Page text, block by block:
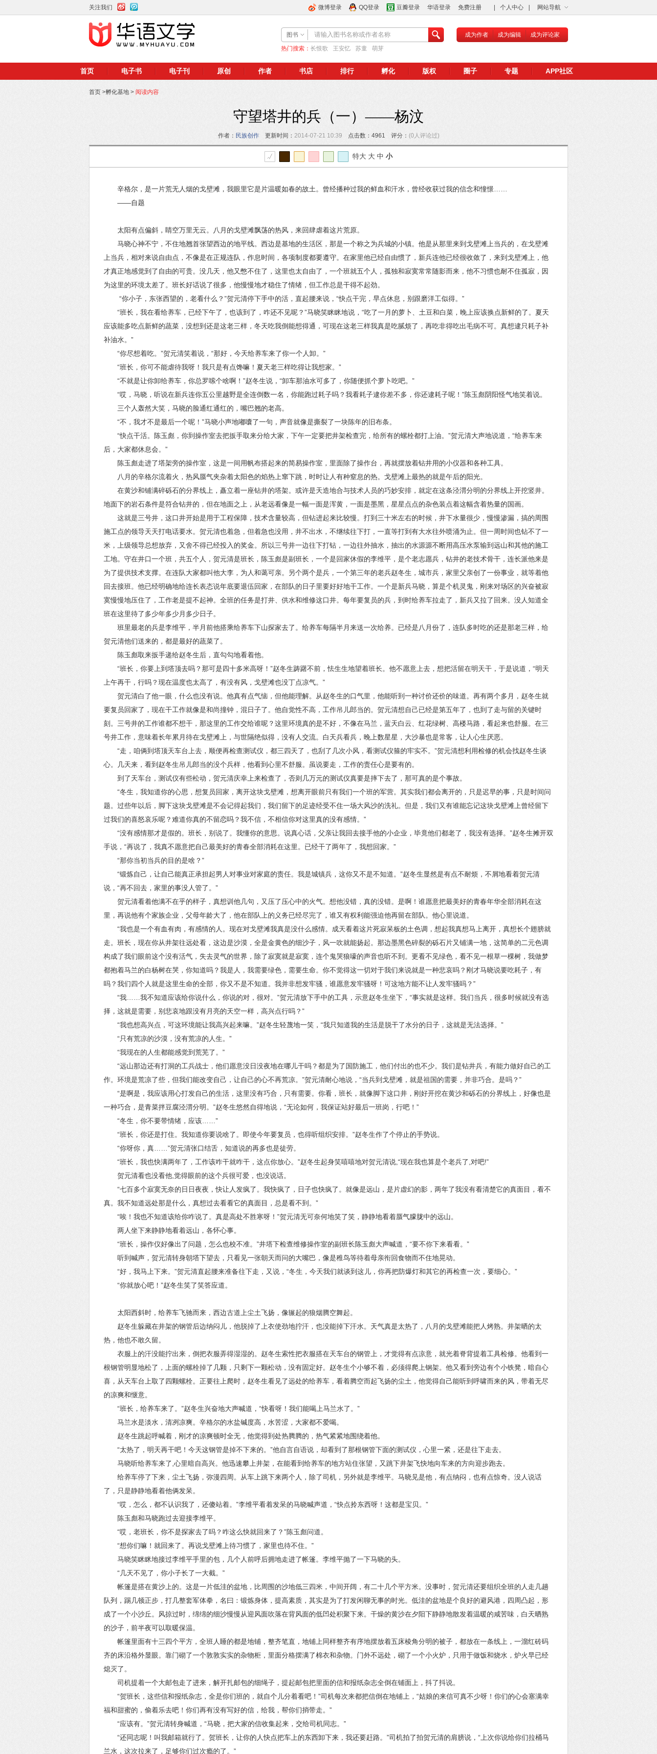
关注我们 个人中心 网站导航
微博登录 QQ登录 豆瓣登录 华语登录 免费注册
成为作者 成为编辑 成为评论家
图书
热门搜索： 长恨歌 王安忆 苏童 萌芽
首页 电子书 电子刊 原创 作者 书店 排行 孵化 版权 圈子 专题 APP社区
首页 >孵化基地 > 阅读内容
守望塔井的兵（一）——杨汶
作者： 民族创作更新时间： 2014-07-21 10:39 点击数：4961 评分： (0人评论过)
特大 大 中 小
辛格尔，是一片荒无人烟的戈壁滩，我眼里它是片温暖如春的故土。曾经播种过我的鲜血和汗水，曾经收获过我的信念和憧憬……
——自题
太阳有点偏斜，睛空万里无云。八月的戈壁滩飘荡的热风，来回肆虐着这片荒原。
马晓心神不宁，不住地翘首张望西边的地平线。西边是基地的生活区，那是一个称之为兵城的小镇。他是从那里来到戈壁滩上当兵的，在戈壁滩
上当兵，相对来说自由点，不像是在正规连队，作息时间，各项制度都要遵守。在家里他已经自由惯了，新兵连他已经很收敛了，来到戈壁滩上，他
才真正地感觉到了自由的可贵。没几天，他又憋不住了，这里也太自由了，一个班就五个人，孤独和寂寞常常随影而来，他不习惯也耐不住孤寂，因
为这里的环境太差了。班长好话说了很多，他慢慢地才稳住了情绪，但工作总是干得不起劲。
“你小子，东张西望的，老看什么？”贺元清停下手中的活，直起腰来说，“快点干完，早点休息，别跟磨洋工似得。”
“班长，我在看给养车，已经下午了，也该到了，咋还不见呢？”马晓笑眯眯地说，“吃了一月的萝卜、土豆和白菜，晚上应该换点新鲜的了。夏天
应该能多吃点新鲜的蔬菜，没想到还是这老三样，冬天吃我倒能想得通，可现在这老三样我真是吃腻烦了，再吃非得吃出毛病不可。真想逮只耗子补
补油水。”
“你尽想着吃。”贺元清笑着说，“那好，今天给养车来了你一个人卸。”
“班长，你可不能虐待我呀！我只是有点馋嘛！夏天老三样吃得让我想家。”
“不就是让你卸给养车，你总罗嗦个啥啊！”赵冬生说，“卸车那油水可多了，你随便抓个萝卜吃吧。”
“哎，马晓，听说在新兵连你五公里越野是全连倒数一名，你能跑过耗子吗？我看耗子逮你差不多，你还逮耗子呢！”陈玉彪阴阳怪气地笑着说。
三个人轰然大笑，马晓的脸通红通红的，嘴巴翘的老高。
“不，我才不是最后一个呢！”马晓小声地嘟囔了一句，声音就像是撕裂了一块陈年的旧布条。
“快点干活。陈玉彪，你到操作室去把扳手取来分给大家，下午一定要把井架检查完，给所有的螺栓都打上油。”贺元清大声地说道，“给养车来
后，大家都休息会。”
陈玉彪走进了塔架旁的操作室，这是一间用帆布搭起来的简易操作室，里面除了操作台，再就摆放着钻井用的小仪器和各种工具。
八月的辛格尔流着火，热风蜃气夹杂着太阳色的焰热上窜下跳，时时让人有种窒息的热。戈壁滩上最热的就是午后的阳光。
在黄沙和铺满碎砾石的分界线上，矗立着一座钻井的塔架。或许是天造地合与技术人员的巧妙安排，就定在这条泾渭分明的分界线上开挖竖井。
地面下的岩石条件是符合钻井的，但在地面之上，从老远看像是一幅一面是浑黄，一面是墨黑，星星点点的杂色装点着这幅含着热量的国画。
这就是三号井，这口井开始是用于工程保障，技术含量较高，但钻进起来比较慢。打到三十米左右的时候，井下水量很少，慢慢渗漏，搞的周围
施工点的领导天天打电话要水。贺元清也着急，但着急也没用，井不出水，不继续往下打，一直等打到有大水往外喷涌为止。但一周时间也钻不了一
米，上级领导总想放弃，又舍不得已经投入的奖金。所以三号井一边往下打钻，一边往外抽水，抽出的水源源不断用高压水泵输到远山和其他的施工
工地。守在井口一个班，共五个人，贺元清是班长，陈玉彪是副班长，一个是回家休假的李维平，是个老志愿兵，钻井的老技术骨干，连长派他来是
为了提供技术支撑。在连队大家都叫他大李，为人和蔼可亲。另个两个是兵，一个第三年的老兵赵冬生，城市兵，家里父亲创了一份事业，就等着他
回去接班。他已经明确地给连长表态说年底要退伍回家，在部队的日子里要好好地干工作。一个是新兵马晓，算是个机灵鬼，刚来对场区的兴奋被寂
寞慢慢地压住了，工作老是提不起神。全班的任务是打井、供水和维修这口井。每年要复员的兵，到时给养车拉走了，新兵又拉了回来。没人知道全
班在这里待了多少年多少月多少日子。
班里最老的兵是李维平，半月前他搭乘给养车下山探家去了。给养车每隔半月来送一次给养。已经是八月份了，连队多时吃的还是那老三样，给
贺元清他们送来的，都是最好的蔬菜了。
陈玉彪取来扳手递给赵冬生后，直勾勾地看着他。
“班长，你要上到塔顶去吗？那可是四十多米高呀！”赵冬生踌躇不前，怯生生地望着班长。他不愿意上去，想把活留在明天干，于是说道，“明天
上午再干，行吗？现在温度也太高了，有没有风，戈壁滩也没丁点凉气。”
贺元清白了他一眼，什么也没有说。他真有点气恼，但他能理解。从赵冬生的口气里，他能听到一种讨价还价的味道。再有两个多月，赵冬生就
要复员回家了，现在干工作就像是和尚撞钟，混日子了。他自觉性不高，工作吊儿郎当的。贺元清想自己已经是第五年了，也到了走与留的关键时
刻。三号井的工作谁都不想干，那这里的工作交给谁呢？这里环境真的是不好，不像在马兰，蓝天白云、红花绿树、高楼马路，看起来也舒服。在三
号井工作，意味着长年累月待在戈壁滩上，与世隔绝似得，没有人交流。白天兵看兵，晚上数星星，大沙暴也是常客，让人心生厌恶。
“走，咱俩到塔顶天车台上去，顺便再检查测试仪，都三四天了，也刮了几次小风，看测试仪箍的牢实不。”贺元清想利用检修的机会找赵冬生谈
心。几天来，看到赵冬生吊儿郎当的没个兵样，他看到心里不舒服。虽说要走，工作的责任心是要有的。
到了天车台，测试仪有些松动，贺元清庆幸上来检查了，否则几万元的测试仪真要是摔下去了，那可真的是个事故。
“冬生，我知道你的心思，想复员回家，离开这块戈壁滩，想离开眼前只有我们一个班的军营。其实我们都会离开的，只是迟早的事，只是时间问
题。过些年以后，脚下这块戈壁滩是不会记得起我们，我们留下的足迹经受不住一场大风沙的洗礼。但是，我们又有谁能忘记这块戈壁滩上曾经留下
过我们的喜怒哀乐呢？难道你真的不留恋吗？我不信，不相信你对这里真的没有感情。”
“没有感情那才是假的。班长，别说了。我懂你的意思。说真心话，父亲让我回去接手他的小企业，毕竟他们都老了，我没有选择。”赵冬生摊开双
手说，“再说了，我真不愿意把自己最美好的青春全部消耗在这里。已经干了两年了，我想回家。”
“那你当初当兵的目的是啥？”
“锻炼自己，让自己能真正承担起男人对事业对家庭的责任。我是城镇兵，这你又不是不知道。”赵冬生显然是有点不耐烦，不屑地看着贺元清
说，“再不回去，家里的事没人管了。”
贺元清看着他满不在乎的样子，真想训他几句，又压了压心中的火气。想他没错，真的没错。是啊！谁愿意把最美好的青春年华全部消耗在这
里，再说他有个家族企业，父母年龄大了，他在部队上的义务已经尽完了，谁又有权利能强迫他再留在部队。他心里说道。
“我也是一个有血有肉，有感情的人。现在对戈壁滩我真是没什么感情。成天看着这片死寂呆板的土色调，想起我真想马上离开，真想长个翅膀就
走。班长，现在你从井架往远处看，这边是沙漠，全是金黄色的细沙子，风一吹就能扬起。那边墨黑色碎裂的砾石片又铺满一地，这简单的二元色调
构成了我们眼前这个没有活气，失去灵气的世界，除了寂寞就是寂寞，连个鬼哭狼嚎的声音也听不到。更看不见绿色，看不见一根草一棵树，我做梦
都抱着马兰的白杨树在哭，你知道吗？我是人，我需要绿色，需要生命。你不觉得这一切对于我们来说就是一种悲哀吗？刚才马晓说要吃耗子，有
吗？我们四个人就是这里生命的全部，你又不是不知道。我并非想发牢骚，谁愿意发牢骚呀！可这地方能不让人发牢骚吗？”
“我……我不知道应该给你说什么，你说的对，很对。”贺元清放下手中的工具，示意赵冬生坐下，“事实就是这样。我们当兵，很多时候就没有选
择，这就是需要，别悲哀地跟没有月亮的天空一样，高兴点行吗？”
“我也想高兴点，可这环境能让我高兴起来嘛。”赵冬生轻蔑地一笑，“我只知道我的生活是脱干了水分的日子，这就是无法选择。”
“只有荒凉的沙漠，没有荒凉的人生。”
“我现在的人生都能感觉到荒芜了。”
“远山那边还有打洞的工兵战士，他们愿意没日没夜地在哪儿干吗？都是为了国防施工，他们付出的也不少。我们是钻井兵，有能力做好自己的工
作。环境是荒凉了些，但我们能改变自己，让自己的心不再荒凉。”贺元清耐心地说，“当兵到戈壁滩，就是祖国的需要，并非巧合。是吗？”
“是啊是，我应该用心打发自己的生活，这里没有巧合，只有需要。你看，班长，就像脚下这口井，刚好开挖在黄沙和砾石的分界线上，好像也是
一种巧合，是青菜拌豆腐泾渭分明。”赵冬生悠然自得地说，“无论如何，我保证站好最后一班岗，行吧！”
“冬生，你不要带情绪，应该……”
“班长，你还是打住。我知道你要说啥了。即使今年要复员，也得听组织安排。”赵冬生作了个停止的手势说。
“你呀你，真……”贺元清张口结舌，知道说的再多也是徒劳。
“班长，我也快满两年了，工作该咋干就咋干，这点你放心。”赵冬生起身笑嘻嘻地对贺元清说,“现在我也算是个老兵了,对吧!”
贺元清看也没看他,觉得眼前的这个兵很可爱，也没说话。
“七百多个寂寞无奈的日日夜夜，快让人发疯了。我快疯了，日子也快疯了。就像是远山，是片虚幻的影，两年了我没有看清楚它的真面目，看不
真。我不知道远处那是什么，真想过去看看它的真面目，总是看不到。”
“唉！我也不知道该给你咋说了。真是高处不胜寒呀！”贺元清无可奈何地笑了笑，静静地看着蜃气朦胧中的远山。
两人坐下来静静地看着远山，各怀心事。
“班长，操作仪好像出了问题，怎么也校不准。”井塔下检查维修操作室的副班长陈玉彪大声喊道，“要不你下来看看。”
听到喊声，贺元清转身朝塔下望去，只看见一张朝天而问的大嘴巴，像是稚鸟等待着母亲衔回食物而不住地晃动。
“好，我马上下来。”贺元清直起腰来准备往下走，又说，“冬生，今天我们就谈到这儿，你再把防爆灯和其它的再检查一次，要细心。”
“你就放心吧！”赵冬生笑了笑答应道。
太阳西斜时，给养车飞驰而来，西边古道上尘土飞扬，像辗起的狼烟腾空舞起。
赵冬生躲藏在井架的钢管后边纳闷儿，他脱掉了上衣使劲地拧汗，也没能掉下汗水。天气真是太热了，八月的戈壁滩能把人烤熟。井架晒的太
热，他也不敢久留。
衣服上的汗没能拧出来，倒把衣服弄得湿湿的。赵冬生索性把衣服搭在天车台的钢管上，才觉得有点凉意，就光着脊背提着工具检修。他看到一
根钢管明显地松了，上面的螺栓掉了几颗，只剩下一颗松动，没有固定好。赵冬生个小够不着，必须得爬上钢架。他又看到旁边有个小铁凳，暗自心
喜，从天车台上取了四颗螺栓。正要往上爬时，赵冬生看见了远处的给养车，看着腾空而起飞扬的尘土，他觉得自己能听到呼啸而来的风，带着无尽
的凉爽和惬意。
“班长，给养车来了。”赵冬生兴奋地大声喊道，“快看呀！我们能喝上马兰水了。”
马兰水是淡水，清冽凉爽。辛格尔的水盐碱度高，水苦涩，大家都不爱喝。
赵冬生跳起呼喊着，刚才的凉爽顿时全无，他觉得到处热腾腾的，热气紧紧地围绕着他。
“太热了，明天再干吧！今天这钢管是掉不下来的。”他自言自语说，却看到了那根钢管下面的测试仪，心里一紧，还是往下走去。
马晓听给养车来了,心里暗自高兴。他迅速攀上井架，在能看到给养车的地方站住张望，又跳下井架飞快地向车来的方向迎步跑去。
给养车停了下来，尘土飞扬，弥漫四周。从车上跳下来两个人，除了司机，另外就是李维平。马晓见是他，有点纳闷，也有点惊奇。没人说话
了，只是静静地看着他俩发呆。
“哎，怎么，都不认识我了，还傻站着。”李维平看着发呆的马晓喊声道，“快点拎东西呀！这都是宝贝。”
陈玉彪和马晓跑过去迎接李维平。
“哎，老班长，你不是探家去了吗？咋这么快就回来了？”陈玉彪问道。
“想你们嘛！就回来了。再说戈壁滩上待习惯了，家里也待不住。”
马晓笑眯眯地接过李维平手里的包，几个人前呼后拥地走进了帐篷。李维平抛了一下马晓的头。
“几天不见了，你小子长了一大截。”
帐篷是搭在黄沙上的。这是一片低洼的盆地，比周围的沙地低三四米，中间开阔，有二十几个平方米。没事时，贺元清还要组织全班的人走几趟
队列，踢几顿正步，打几整套军体拳，名曰：锻炼身体，提高素质，其实是为了打发闲聊无事的时光。低洼的盆地是个良好的避风港，四周凸起，形
成了一个小沙丘。风掠过时，绵绵的细沙慢慢从迎风面吹落在背风面的低凹处积聚下来。干燥的黄沙在夕阳下静静地散发着温暖的咸苦味，白天晒熟
的沙子，前半夜可以取暖保温。
帐篷里面有十三四个平方，全班人睡的都是地铺，整齐笔直，地铺上同样整齐有序地摆放着五床棱角分明的被子，都放在一条线上，一溜红砖码
齐的床沿格外显眼。靠门砌了一个敦敦实实的杂物柜，里面分格摆满了棉衣和杂物。门外不远处，砌了一个小火炉，只用于做饭和烧水，炉火早已经
熄灭了。
司机提着一个大邮包走了进来，解开扎邮包的细绳子，提起邮包把里面的信和报纸杂志全倒在铺面上，抖了抖说。
“贺班长，这些信和报纸杂志，全是你们班的，就自个儿分着看吧！”司机每次来都把信倒在地铺上，“姑娘的来信可真不少呀！你们的心会塞满幸
福和甜蜜的，偷着乐去吧！你们再有没有写好的信，给我，帮你们捎带走。”
“应该有。”贺元清转身喊道，“马晓，把大家的信收集起来，交给司机同志。”
“还同志呢！叫我邮箱就行了。贺班长，让你的人快点把车上的东西卸下来，我还要赶路。”司机拍了拍贺元清的肩膀说，“上次你说给你们拉桶马
兰水，这次拉来了，足够你们过次瘾的了。”